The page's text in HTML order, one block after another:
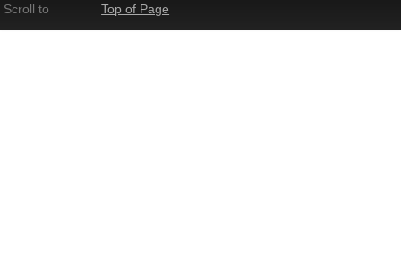
Scroll to
Top of Page